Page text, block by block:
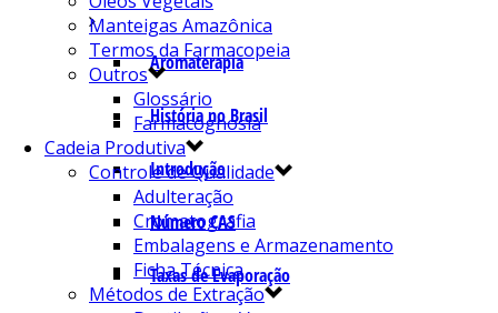
Aromaterapia
História no Brasil
Introdução
Número CAS
Taxas de Evaporação
Manteigas Amazônica
Termos da Farmacopeia
Outros
Glossário
Farmacognosia
Cadeia Produtiva
Controle de Qualidade
Adulteração
Cromatografia
Embalagens e Armazenamento
Ficha Técnica
Métodos de Extração